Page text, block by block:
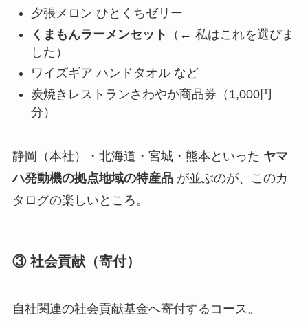
夕張メロン ひとくちゼリー
くまもんラーメンセット
（← 私はこれを選びま
した）
ワイズギア ハンドタオル など
炭焼きレストランさわやか商品券（1,000円
分）
静岡（本社）・北海道・宮城・熊本といった ヤマ
ハ発動機の拠点地域の特産品が並ぶのが、このカ
タログの楽しいところ。
③ 社会貢献（寄付）
自社関連の社会貢献基金へ寄付するコース。